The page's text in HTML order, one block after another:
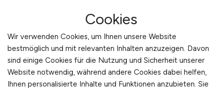
Betonbauer, Kranführer und Baggerfahrer.
Für Arbeitgeber
Cookies
Wir verwenden Cookies, um Ihnen unsere Website
bestmöglich und mit relevanten Inhalten anzuzeigen. Davon
sind einige Cookies für die Nutzung und Sicherheit unserer
Website notwendig, während andere Cookies dabei helfen,
Ihnen personalisierte Inhalte und Funktionen anzubieten. Sie